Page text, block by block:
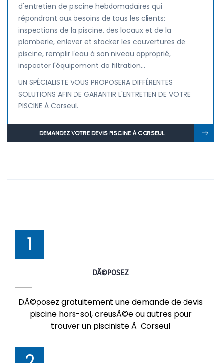
d'entretien de piscine hebdomadaires qui
répondront aux besoins de tous les clients:
inspections de la piscine, des locaux et de la
plomberie, enlever et stocker les couvertures de
piscine, remplir l'eau à son niveau approprié,
inspecter l'équipement de filtration...
UN SPÉCIALISTE VOUS PROPOSERA DIFFÉRENTES
SOLUTIONS AFIN DE GARANTIR L'ENTRETIEN DE VOTRE
PISCINE À Corseul.
DEMANDEZ VOTRE DEVIS PISCINE À CORSEUL
1
DÃ©POSEZ
DÃ©posez gratuitement une demande de devis
piscine hors-sol, creusÃ©e ou autres pour
trouver un pisciniste Ã Corseul